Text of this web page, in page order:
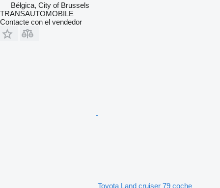
Bélgica, City of Brussels
TRANSAUTOMOBILE
Contacte con el vendedor
Toyota Land cruiser 79 coche